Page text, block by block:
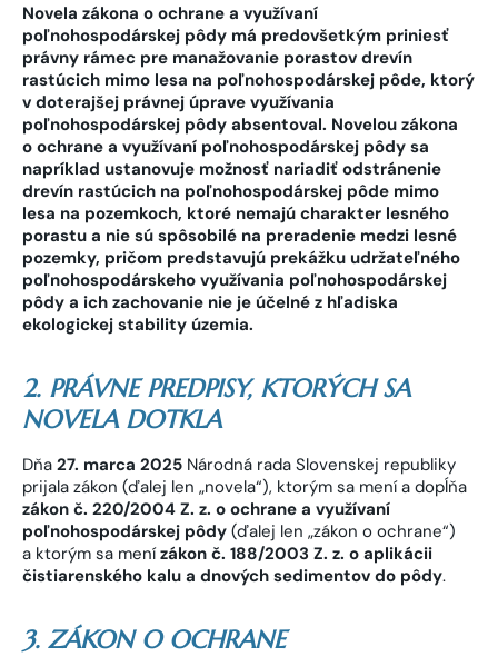
Novela zákona o ochrane a využívaní
poľnohospodárskej pôdy má predovšetkým priniesť
právny rámec pre manažovanie porastov drevín
rastúcich mimo lesa na poľnohospodárskej pôde, ktorý
v doterajšej právnej úprave využívania
poľnohospodárskej pôdy absentoval. Novelou zákona
o ochrane a využívaní poľnohospodárskej pôdy sa
napríklad ustanovuje možnosť nariadiť odstránenie
drevín rastúcich na poľnohospodárskej pôde mimo
lesa na pozemkoch, ktoré nemajú charakter lesného
porastu a nie sú spôsobilé na preradenie medzi lesné
pozemky, pričom predstavujú prekážku udržateľného
poľnohospodárskeho využívania poľnohospodárskej
pôdy a ich zachovanie nie je účelné z hľadiska
ekologickej stability územia.
2. PRÁVNE PREDPISY, KTORÝCH SA
NOVELA DOTKLA
Dňa 27. marca 2025 Národná rada Slovenskej republiky
prijala zákon (ďalej len „novela“), ktorým sa mení a dopĺňa
zákon č. 220/2004 Z. z. o ochrane a využívaní
poľnohospodárskej pôdy (ďalej len „zákon o ochrane“)
a ktorým sa menízákon č. 188/2003 Z. z. o aplikácii
čistiarenského kalu a dnových sedimentov do pôdy.
3. ZÁKON O OCHRANE